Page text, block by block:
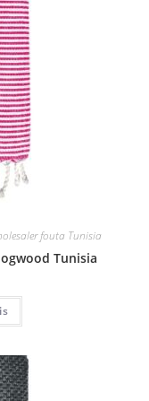
fouta Tunisia
Tunisia